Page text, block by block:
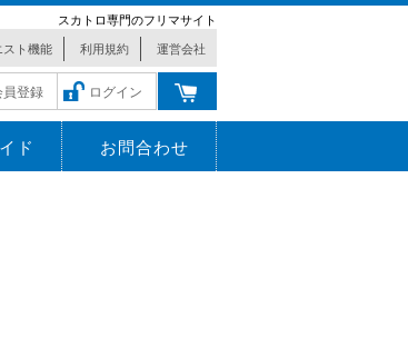
スカトロ専門のフリマサイト
スト機能 利用規約 運営会社
員登録 ログイン
ド お問合わせ